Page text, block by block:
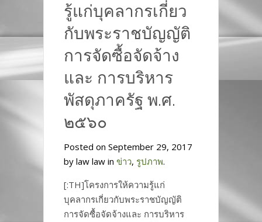
รู้แก่บุคลากรเกี่ยว
กับพระราชบัญญัติ
การจัดซื้อจัดจ้าง
และ การบริหาร
พัสดุภาครัฐ พ.ศ.
๒๕๖๐
Posted on September 29, 2017
by law law in ข่าว, รูปภาพ.
[:TH]โครงการให้ความรู้แก่
บุคลากรเกี่ยวกับพระราชบัญญัติ
การจัดซื้อจัดจ้างและ การบริหาร